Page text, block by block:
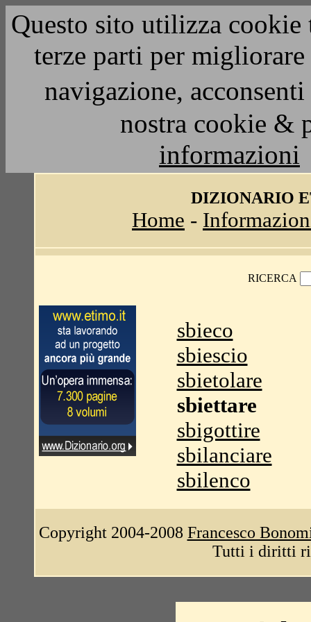
Questo sito utilizza
terze parti per
navigazione,
nostra cookie &
informazioni
DIZIONARIO
Home -
RICERCA
sbieco
sbiescio
sbietolare
sbiettare
sbigottire
sbilanciare
sbilenco
Copyright 2004-2008 Francesco
Tutti i diritti